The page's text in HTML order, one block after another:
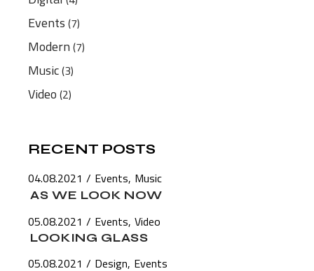
Events (7)
Modern (7)
Music(3)
Video (2)
RECENT POSTS
04.08.2021 Events Music
AS WE LOOK NOW
05.08.2021 Events Video
LOOKING GLASS
05.08.2021 Design Events